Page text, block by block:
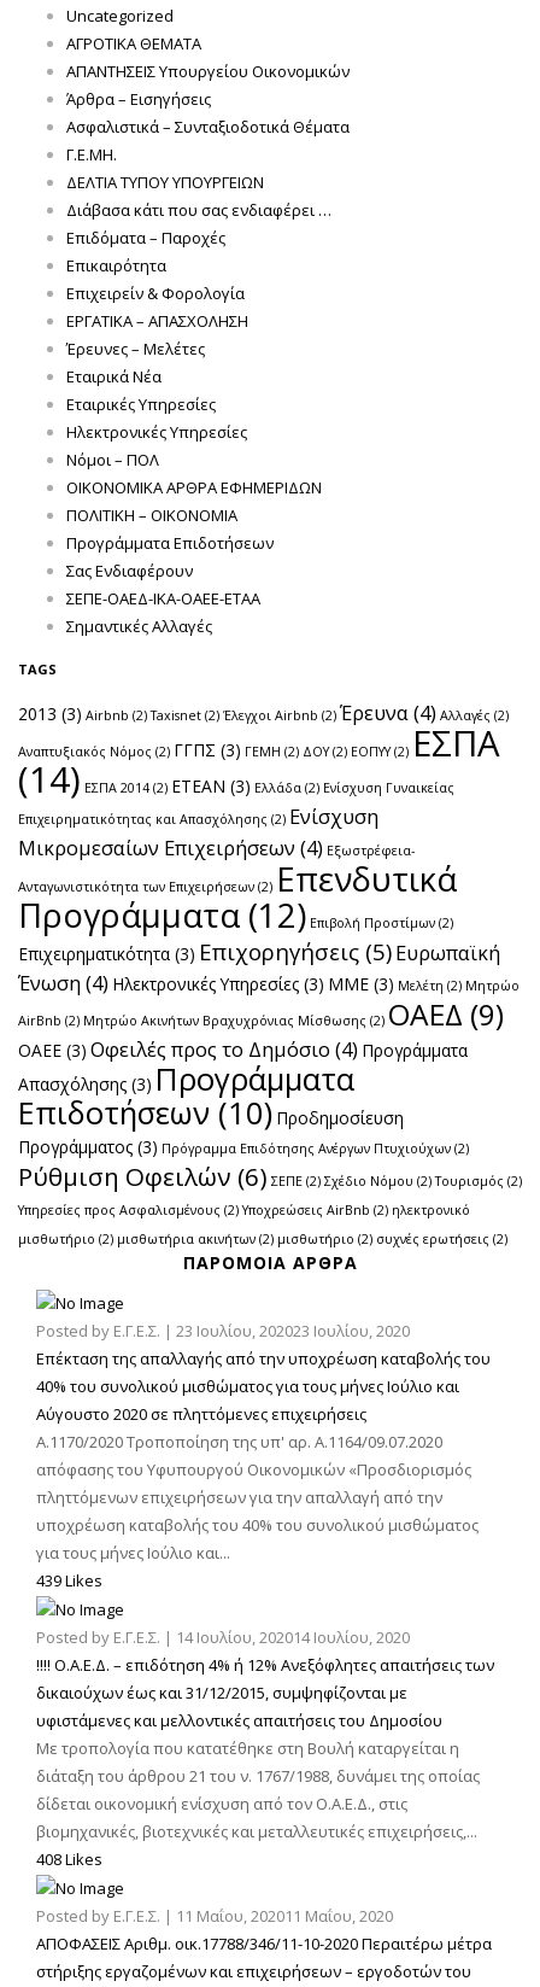
Uncategorized
ΑΓΡΟΤΙΚΑ ΘΕΜΑΤΑ
ΑΠΑΝΤΗΣΕΙΣ Υπουργείου Οικονομικών
Άρθρα – Εισηγήσεις
Ασφαλιστικά – Συνταξιοδοτικά Θέματα
Γ.Ε.ΜΗ.
ΔΕΛΤΙΑ ΤΥΠΟΥ ΥΠΟΥΡΓΕΙΩΝ
Διάβασα κάτι που σας ενδιαφέρει …
Επιδόματα – Παροχές
Επικαιρότητα
Επιχειρείν & Φορολογία
ΕΡΓΑΤΙΚΑ – ΑΠΑΣΧΟΛΗΣΗ
Έρευνες – Μελέτες
Εταιρικά Νέα
Εταιρικές Υπηρεσίες
Ηλεκτρονικές Υπηρεσίες
Νόμοι – ΠΟΛ
ΟΙΚΟΝΟΜΙΚΑ ΑΡΘΡΑ ΕΦΗΜΕΡΙΔΩΝ
ΠΟΛΙΤΙΚΗ – ΟΙΚΟΝΟΜΙΑ
Προγράμματα Επιδοτήσεων
Σας Ενδιαφέρουν
ΣΕΠΕ-ΟΑΕΔ-ΙΚΑ-ΟΑΕΕ-ΕΤΑΑ
Σημαντικές Αλλαγές
TAGS
2013 (3) Airbnb (2) Taxisnet (2) Έλεγχοι Airbnb (2) Έρευνα(4) Αλλαγές (2)
Αναπτυξιακός Νόμος (2) ΓΓΠΣ (3) ΓΕΜΗ (2) ΔΟΥ(2) ΕΟΠΥΥ(2) ΕΣΠΑ
(14) ΕΣΠΑ 2014 (2) ΕΤΕΑΝ (3) Ελλάδα (2) Ενίσχυση Γυναικείας
Επιχειρηματικότητας και Απασχόλησης (2) Ενίσχυση
Μικρομεσαίων Επιχειρήσεων (4) Εξωστρέφεια-
Ανταγωνιστικότητα των Επιχειρήσεων (2) Επενδυτικά
Προγράμματα (12) Επιβολή Προστίμων (2)
Επιχειρηματικότητα (3) Επιχορηγήσεις (5)Ευρωπαϊκή
Ένωση(4) Ηλεκτρονικές Υπηρεσίες (3) ΜΜΕ (3) Μελέτη (2) Μητρώο
AirBnb (2) Μητρώο Ακινήτων Βραχυχρόνιας Μίσθωσης (2) ΟΑΕΔ (9)
ΟΑΕΕ (3) Οφειλές προς το Δημόσιο (4) Προγράμματα
Απασχόλησης (3) Προγράμματα
Επιδοτήσεων (10) Προδημοσίευση
Προγράμματος (3) Πρόγραμμα Επιδότησης Ανέργων Πτυχιούχων (2)
Ρύθμιση Οφειλών (6) ΣΕΠΕ (2) Σχέδιο Νόμου (2) Τουρισμός (2)
Υπηρεσίες προς Ασφαλισμένους (2) Υποχρεώσεις AirBnb (2) ηλεκτρονικό
μισθωτήριο (2) μισθωτήρια ακινήτων (2) μισθωτήριο (2) συχνές ερωτήσεις (2)
ΠΑΡΌΜΟΙΑ ΆΡΘΡΑ
Posted by Ε.Γ.Ε.Σ. | 23 Ιουλίου, 202023 Ιουλίου, 2020
Επέκταση της απαλλαγής από την υποχρέωση καταβολής του
40% του συνολικού μισθώματος για τους μήνες Ιούλιο και
Αύγουστο 2020 σε πληττόμενες επιχειρήσεις
Α.1170/2020 Τροποποίηση της υπ' αρ. Α.1164/09.07.2020
απόφασης του Υφυπουργού Οικονομικών «Προσδιορισμός
πληττόμενων επιχειρήσεων για την απαλλαγή από την
υποχρέωση καταβολής του 40% του συνολικού μισθώματος
για τους μήνες Ιούλιο και...
439 Likes
Posted by Ε.Γ.Ε.Σ. | 14 Ιουλίου, 202014 Ιουλίου, 2020
!!!! Ο.Α.Ε.Δ. – επιδότηση 4% ή 12% Ανεξόφλητες απαιτήσεις των
δικαιούχων έως και 31/12/2015, συμψηφίζονται με
υφιστάμενες και μελλοντικές απαιτήσεις του Δημοσίου
Με τροπολογία που κατατέθηκε στη Βουλή καταργείται η
διάταξη του άρθρου 21 του ν. 1767/1988, δυνάμει της οποίας
δίδεται οικονομική ενίσχυση από τον Ο.Α.Ε.Δ., στις
βιομηχανικές, βιοτεχνικές και μεταλλευτικές επιχειρήσεις,...
408 Likes
Posted by Ε.Γ.Ε.Σ. | 11 Μαΐου, 202011 Μαΐου, 2020
ΑΠΟΦΑΣΕΙΣ Αριθμ. οικ.17788/346/11-10-2020 Περαιτέρω μέτρα
στήριξης εργαζομένων και επιχειρήσεων – εργοδοτών του